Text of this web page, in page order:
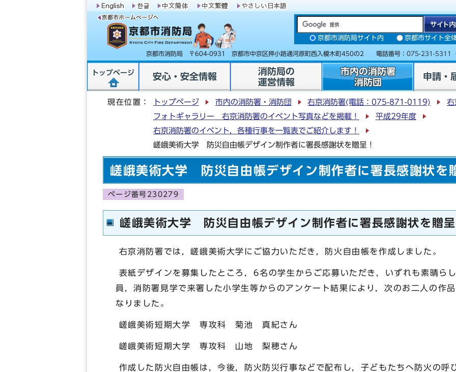
京都市消防局サイト内 京都市サイト全
京都市消防局 〒604-0931 京都市中京区押小路通河原町西入榎木町450の2 電話番号： 075-231-5311
トップページ 安心・安全情報
消防局の
運営情報
市内の消防署
消防団
申請・
現在位置： トップページ 市内の消防署・消防団 右京消防署(電話：075-871-0119)
右
フォトギャラリー 右京消防署のイベント写真などを掲載！
平成29年度
右京消防署のイベント，各種行事を一覧表でご紹介します！
嵯峨美術大学 防災自由帳デザイン制作者に署長感謝状を贈呈！
嵯峨美術大学 防災自由帳デザイン制作者に署長感謝状を
ページ番号230279
嵯峨美術大学 防災自由帳デザイン制作者に署長感謝状を贈
右京消防署では，嵯峨美術大学にご協力いただき，防火自由帳を作成しました。
表紙デザインを募集したところ，6名の学生からご応募いただき，いずれも素晴ら
員，消防署見学で来署した小学生等からのアンケート結果により，次のお二人の作
なりました。
嵯峨美術短期大学 専攻科 菊池 真紀さん
嵯峨美術短期大学 専攻科 山地 梨穂さん
作成した防火自由帳は，今後，防火防災行事などで配布し，子どもたちへ防火の